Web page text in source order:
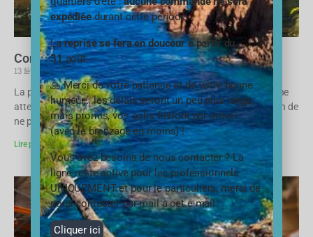
Comment rendre l’eau potable
13 février 2023
Aucun commentaire
La potabilitation de l’eau est un processus délicat, il nécessite une
attention du consommateur à la provenance de l’eau puisée, afin de
ne pas se mettre en danger.
Lire plus »
expédiéedurant cette période.
Lareprise se fera en douceur à partir du
31août.
🙏 Merci de votre patience et de votre bonne
humeur… les délais seront un peu plus longs,
mais promis, vos colis finiront par arriver
(avec le bronzage en moins) !
Vous avez besoins de nous contacter ? La
ligne reste active pour les professionnels
UNIQUEMENT et pour le particuliers, merci de
nous contacter par mail à cet e-mail :
Cliquer ici